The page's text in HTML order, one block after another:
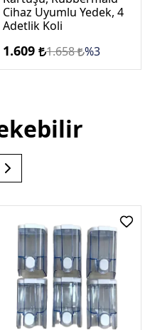
Cihaz Uyumlu Yedek, 4
Adetlik Koli
1.609 1.658 %3